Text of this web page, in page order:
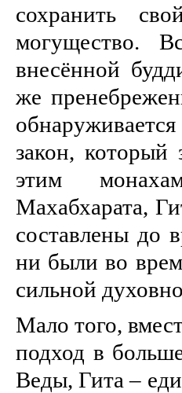
сохранить
могущество.
внесённой
же
закон,
этим
Махабхарата,
составлены до
ни были во
сильной
Мало того,
подход в
Веды, Гита –